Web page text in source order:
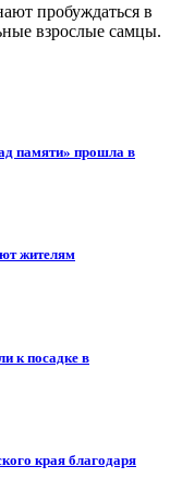
пробуждаться в
взрослые самцы.
памяти» прошла в
жителям
к посадке в
края благодаря